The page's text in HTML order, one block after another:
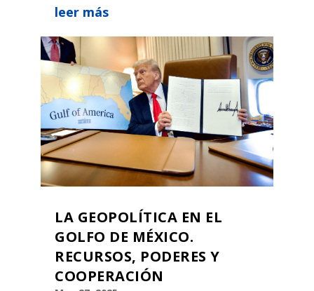
leer más
LA GEOPOLÍTICA EN EL
GOLFO DE MÉXICO.
RECURSOS, PODERES Y
COOPERACIÓN